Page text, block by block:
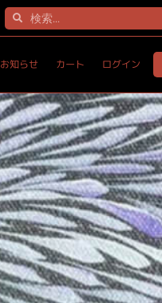
お知らせ カート ログイン